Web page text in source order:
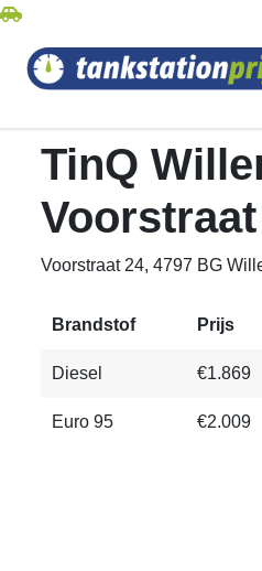
TinQ
Voorstraat
Voorstraat 24, 4797 BG
Brandstof Prijs
Diesel €1.869
Euro 95 €2.009